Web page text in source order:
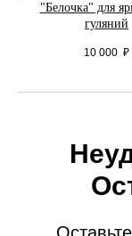
"Белочка" для
гуляний
10 000 ₽